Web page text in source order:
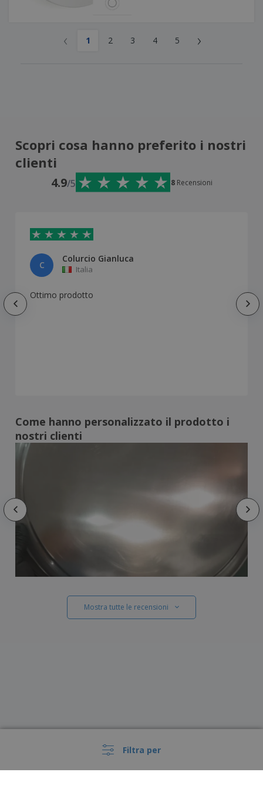
Filtra per
‹ 1 2 3 4 5 ›
Scopri cosa hanno preferito i nostri
clienti
4.9/5 8 Recensioni
C
Colurcio Gianluca
Italia
Ottimo prodotto
Come hanno personalizzato il prodotto i
nostri clienti
Mostra tutte le recensioni